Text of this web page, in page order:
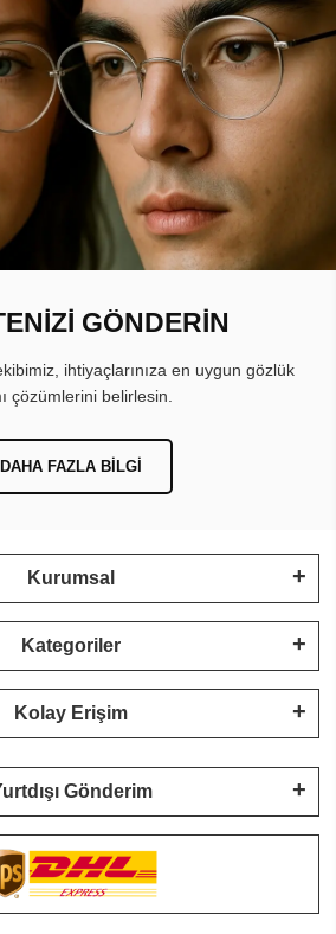
GÖNDERİN
ihtiyaçlarınıza en uygun gözlük
çözümlerini belirlesin.
DAHA FAZLA BILGI
Kurumsal
Kategoriler
Kolay Erişim
Gönderim